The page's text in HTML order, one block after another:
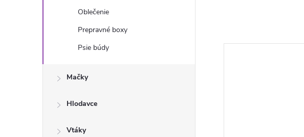
Oblečenie
Prepravné boxy
Psie búdy
Mačky
Hlodavce
Vtáky